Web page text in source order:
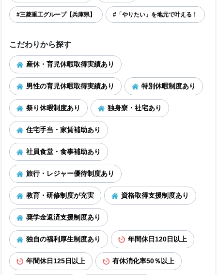
#三菱重工グループ【兵庫県】 #「やりたい」を地元で叶える！
こだわりから探す
産休・育児休暇取得実績あり
男性の育児休暇取得実績あり 特別休暇制度あり
祭り休暇制度あり 独身寮・社宅あり
住宅手当・家賃補助あり
社員食堂・食事補助あり
旅行・レジャー優待制度あり
教育・研修制度が充実 資格取得支援制度あり
奨学金返済支援制度あり
独自の福利厚生制度あり 年間休日120日以上
年間休日125日以上 有休消化率50％以上